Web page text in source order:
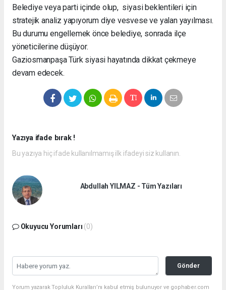
Belediye veya parti içinde olup, siyasi beklentileri için
stratejik analiz yapıyorum diye vesvese ve yalan yayılması.
Bu durumu engellemek önce belediye, sonrada ilçe
yöneticilerine düşüyor.
Gaziosmanpaşa Türk siyasi hayatında dikkat çekmeye
devam edecek.
Yazıya ifade bırak !
Bu yazıya hiç ifade kullanılmamış ilk ifadeyi siz kullanın.
Abdullah YILMAZ - Tüm Yazıları
Okuyucu Yorumları (0)
Gönder
Yorum yazarak Topluluk Kuralları’nı kabul etmiş bulunuyor ve gophaber.com